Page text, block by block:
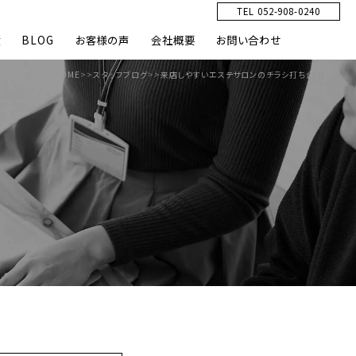
BLOG お客様の声 会社概要 お問い合わせ
TEL 052-908-0240
HOME>>スタッフブログ>>来店しやすいエステサロンのチラシ打ち合わせ